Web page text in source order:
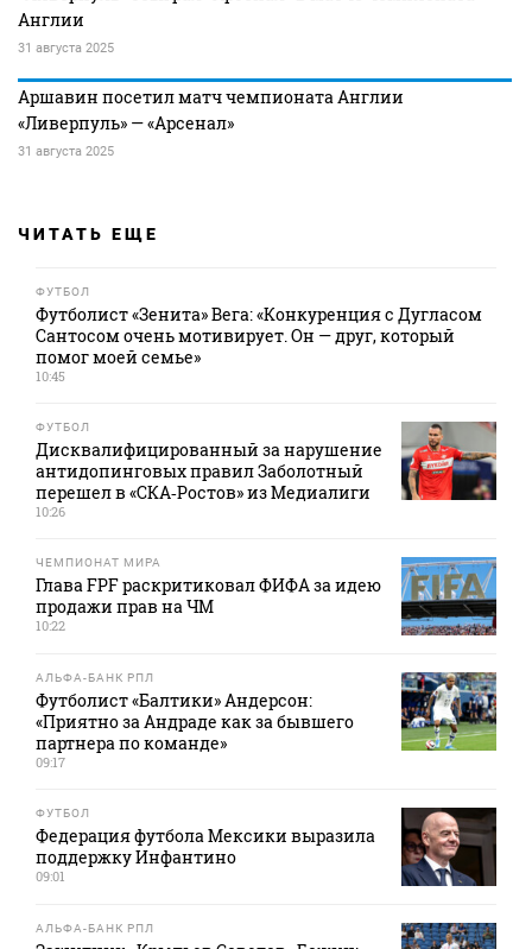
Англии
31 августа 2025
Аршавин посетил матч чемпионата Англии
«Ливерпуль» — «Арсенал»
31 августа 2025
ЧИТАТЬ ЕЩЕ
ФУТБОЛ
Футболист «Зенита» Вега: «Конкуренция с Дугласом
Сантосом очень мотивирует. Он — друг, который
помог моей семье»
10:45
ФУТБОЛ
Дисквалифицированный за нарушение
антидопинговых правил Заболотный
перешел в «СКА‑Ростов» из Медиалиги
10:26
ЧЕМПИОНАТ МИРА
Глава FPF раскритиковал ФИФА за идею
продажи прав на ЧМ
10:22
АЛЬФА-БАНК РПЛ
Футболист «Балтики» Андерсон:
«Приятно за Андраде как за бывшего
партнера по команде»
09:17
ФУТБОЛ
Федерация футбола Мексики выразила
поддержку Инфантино
09:01
АЛЬФА-БАНК РПЛ